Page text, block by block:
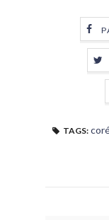
TAGS: